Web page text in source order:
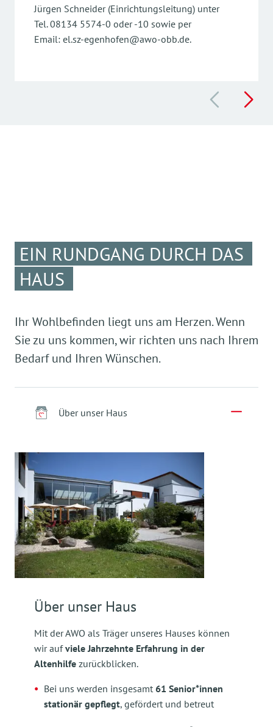
Jürgen Schneider (Einrichtungsleitung) unter
Tel. 08134 5574-0 oder -10 sowie per
Email: el.sz-egenhofen@awo-obb.de.
EIN RUNDGANG DURCH DAS
HAUS
Ihr Wohlbefinden liegt uns am Herzen. Wenn
Sie zu uns kommen, wir richten uns nach Ihrem
Bedarf und Ihren Wünschen.
Über unser Haus
Über unser Haus
Mit der AWO als Träger unseres Hauses können
wir aufviele Jahrzehnte Erfahrung in der
Altenhilfe zurückblicken.
Bei uns werden insgesamt 61 Senior*innen
stationär gepflegt, gefördert und betreut